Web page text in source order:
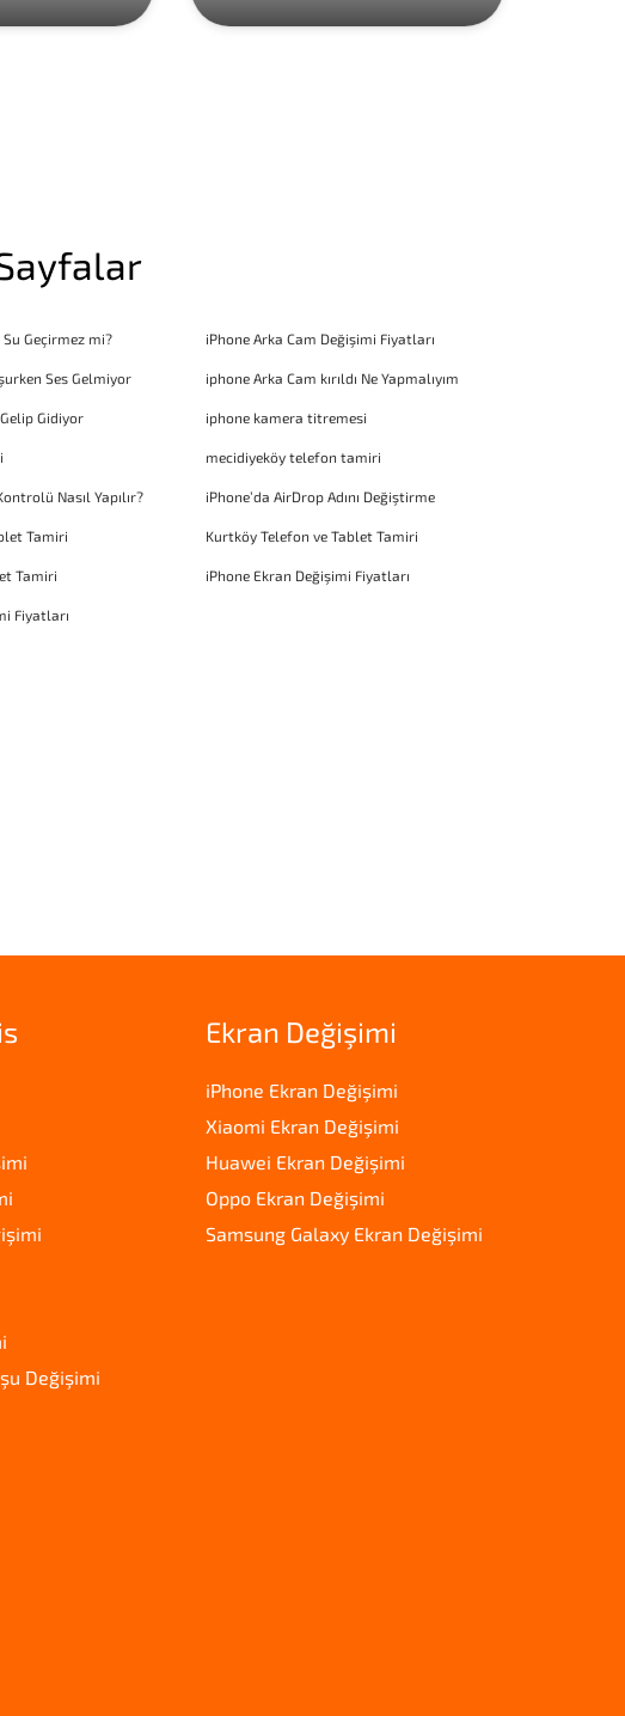
Geçirmez mi? iPhone Arka Cam Değişimi Fiyatları
Ses Gelmiyor iphone Arka Cam kırıldı Ne Yapmalıyım
Gidiyor iphone kamera titremesi
mecidiyeköy telefon tamiri
Nasıl Yapılır? iPhone’da AirDrop Adını Değiştirme
Tamiri Kurtköy Telefon ve Tablet Tamiri
Tamiri iPhone Ekran Değişimi Fiyatları
Fiyatları
Değişimi
Ekran Değişimi
iPhone Ekran Değişimi
Xiaomi Ekran Değişimi
Huawei Ekran Değişimi
Oppo Ekran Değişimi
Samsung Galaxy Ekran Değişimi